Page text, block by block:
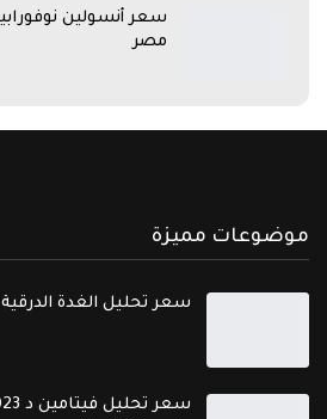
مصر
موضوعات مميزة
سعر تحليل الغدة الدرقية TSH في مصر 2023